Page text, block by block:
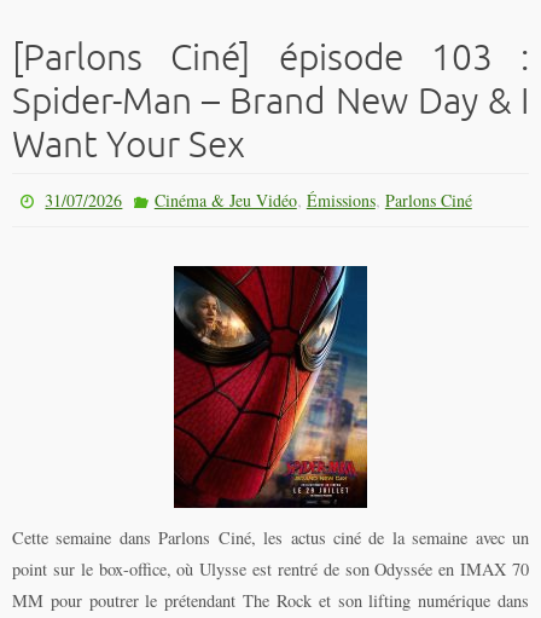
[Parlons Ciné] épisode 103 :
Spider-Man – Brand New Day & I
Want Your Sex
31/07/2026 Cinéma & Jeu Vidéo, Émissions, Parlons Ciné
Cette semaine dans Parlons Ciné, les actus ciné de la semaine avec un
point sur le box-office, où Ulysse est rentré de son Odyssée en IMAX 70
MM pour poutrer le prétendant The Rock et son lifting numérique dans